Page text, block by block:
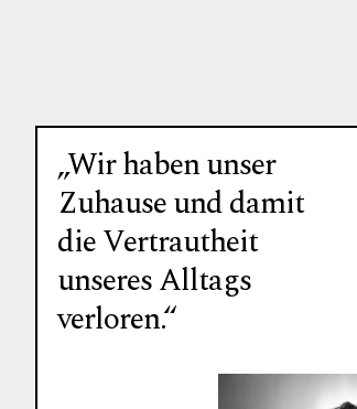
„Wir haben unser
Zuhause und damit
die Vertrautheit
unseres Alltags
verloren.“